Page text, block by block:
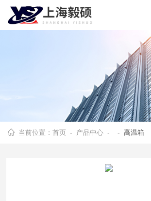
当前位置：首页 - 产品中心 - - 高温箱